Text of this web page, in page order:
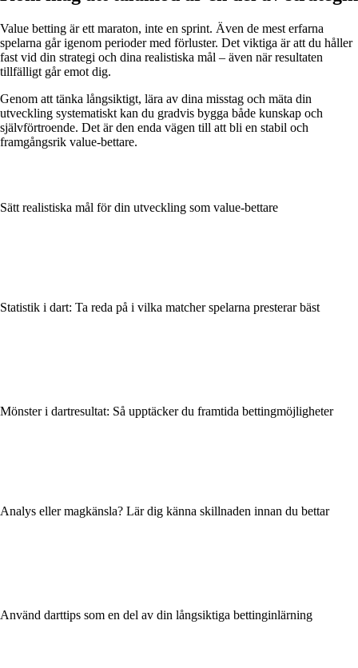
Value betting är ett maraton, inte en sprint. Även de mest erfarna
spelarna går igenom perioder med förluster. Det viktiga är att du håller
fast vid din strategi och dina realistiska mål – även när resultaten
tillfälligt går emot dig.
Genom att tänka långsiktigt, lära av dina misstag och mäta din
utveckling systematiskt kan du gradvis bygga både kunskap och
självförtroende. Det är den enda vägen till att bli en stabil och
framgångsrik value-bettare.
Sätt realistiska mål för din utveckling som value-bettare
Statistik i dart: Ta reda på i vilka matcher spelarna presterar bäst
Mönster i dartresultat: Så upptäcker du framtida bettingmöjligheter
Analys eller magkänsla? Lär dig känna skillnaden innan du bettar
Använd darttips som en del av din långsiktiga bettinginlärning